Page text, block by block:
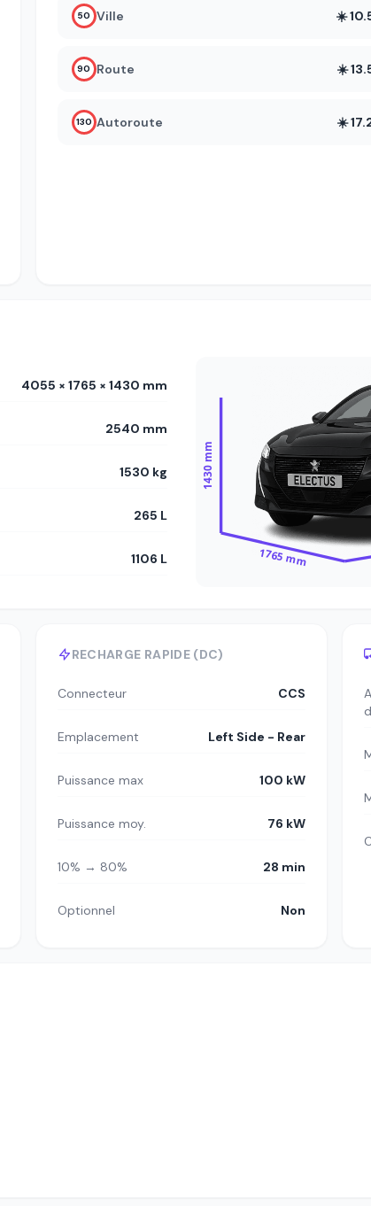
50 Ville ☀️
90 Route ☀️
130 Autoroute ☀️
4055 × 1765 × 1430 mm
2540 mm
1530 kg
265 L
1106 L
1430 mm
1765 mm
RECHARGE RAPIDE (DC)
Connecteur CCS
Emplacement Left Side - Rear
Puissance max 100 kW
Puissance moy. 76 kW
10% → 80% 28 min
Optionnel Non